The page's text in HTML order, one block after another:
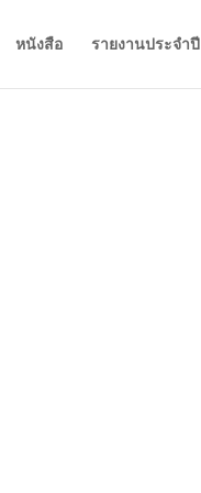
หนังสือ รายงานประจำปี